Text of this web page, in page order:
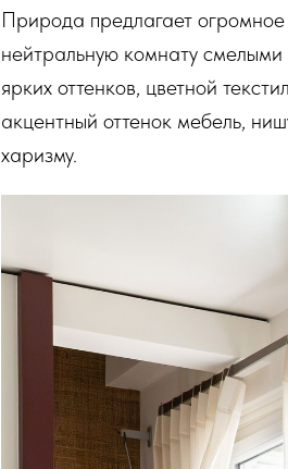
Природа предлагает
нейтральную комнату
ярких оттенков, цветной
акцентный оттенок мебель,
харизму.